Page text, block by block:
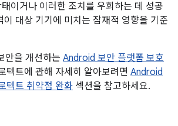
이거나 이러한 조치를 우회하는 데 성공
이 대상 기기에 미치는 잠재적 영향을 기준
안을 개선하는 Android 보안 플랫폼 보호
텍트에 관해 자세히 알아보려면 Android
텍트 취약점 완화 섹션을 참고하세요.